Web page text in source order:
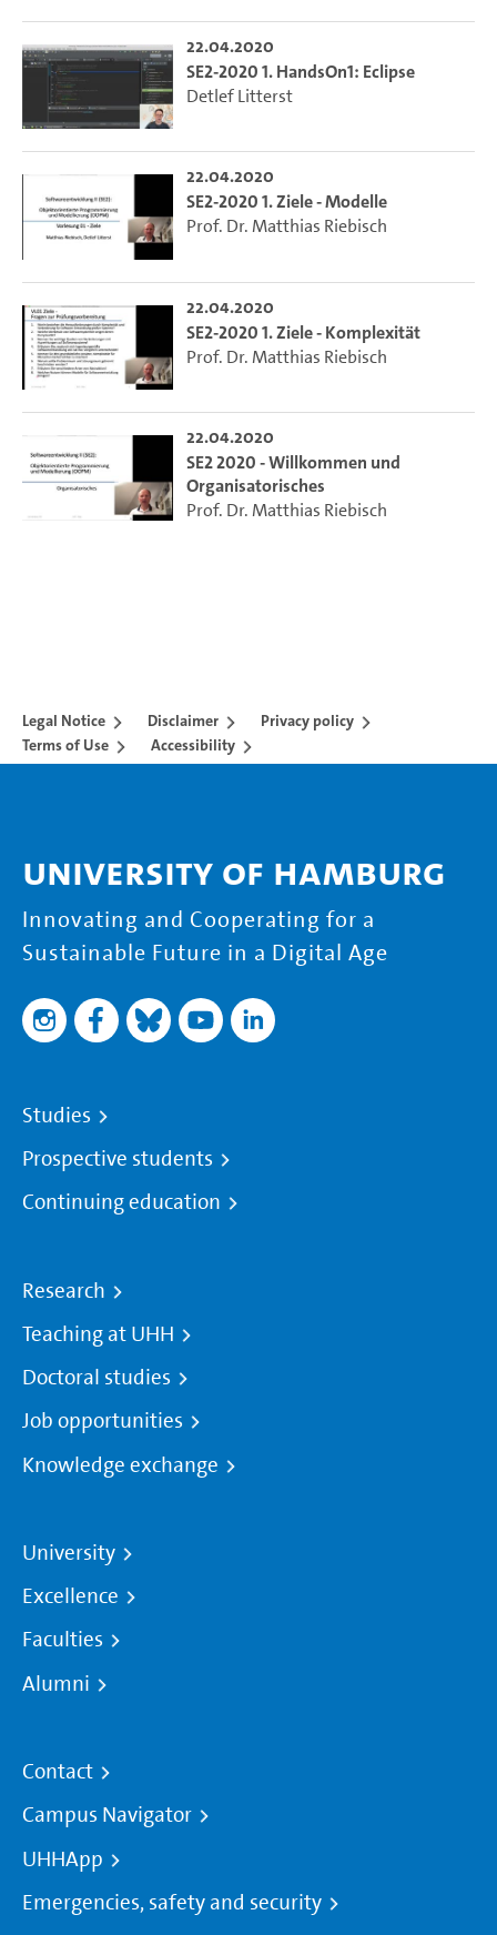
22.04.2020
SE2-2020 1. HandsOn1: Eclipse
Detlef Litterst
22.04.2020
SE2-2020 1. Ziele - Modelle
Prof. Dr. Matthias Riebisch
22.04.2020
SE2-2020 1. Ziele - Komplexität
Prof. Dr. Matthias Riebisch
22.04.2020
SE2 2020 - Willkommen und
Organisatorisches
Prof. Dr. Matthias Riebisch
Legal Notice Disclaimer
Privacy policy
Terms of Use
Accessibility
University of Hamburg
Innovating and Cooperating for a
Sustainable Future in a Digital Age
Studies
Prospective students
Continuing education
Research
Teaching at UHH
Doctoral studies
Job opportunities
Knowledge exchange
University
Excellence
Faculties
Alumni
Contact
Campus Navigator
UHHApp
Emergencies, safety and security